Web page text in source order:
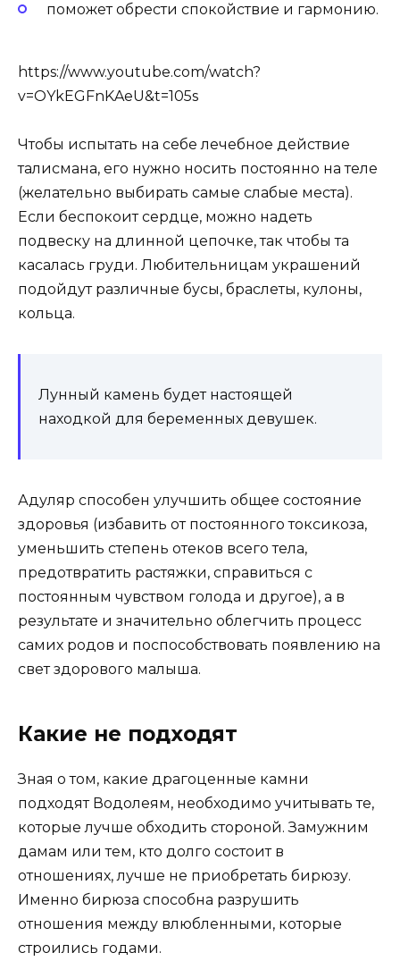
поможет обрести спокойствие и гармонию.
https://www.youtube.com/watch?
v=OYkEGFnKAeU&t=105s
Чтобы испытать на себе лечебное действие
талисмана, его нужно носить постоянно на теле
(желательно выбирать самые слабые места).
Если беспокоит сердце, можно надеть
подвеску на длинной цепочке, так чтобы та
касалась груди. Любительницам украшений
подойдут различные бусы, браслеты, кулоны,
кольца.
Лунный камень будет настоящей
находкой для беременных девушек.
Адуляр способен улучшить общее состояние
здоровья (избавить от постоянного токсикоза,
уменьшить степень отеков всего тела,
предотвратить растяжки, справиться с
постоянным чувством голода и другое), а в
результате и значительно облегчить процесс
самих родов и поспособствовать появлению на
свет здорового малыша.
Какие не подходят
Зная о том, какие драгоценные камни
подходят Водолеям, необходимо учитывать те,
которые лучше обходить стороной. Замужним
дамам или тем, кто долго состоит в
отношениях, лучше не приобретать бирюзу.
Именно бирюза способна разрушить
отношения между влюбленными, которые
строились годами.